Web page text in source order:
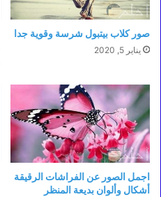
صور كلاب بيتبول شرسة وقوية جدا
يناير 5, 2020
اجمل الصور عن الفراشات الرقيقة
أشكال وألوان بديعة المنظر